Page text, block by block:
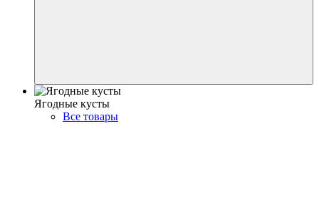
Ягодные кусты
Все товары